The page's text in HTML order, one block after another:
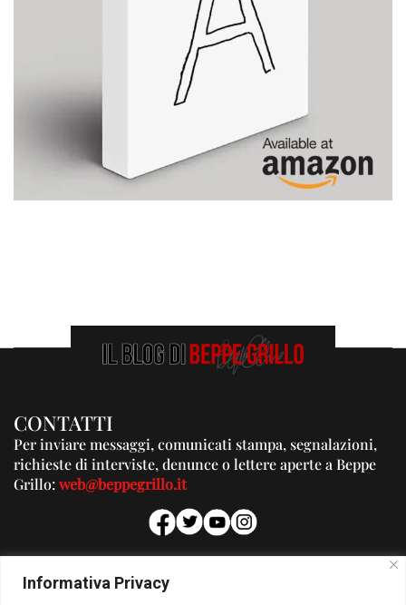
Informativa Privacy
CONTATTI
Per inviare messaggi, comunicati stampa, segnalazioni,
richieste di interviste, denunce o lettere aperte a Beppe
Grillo:web@beppegrillo.it
PUBBLICITA'
Per la tua pubblicità su questo Blog: